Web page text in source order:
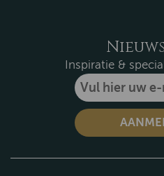
Inspiratie &